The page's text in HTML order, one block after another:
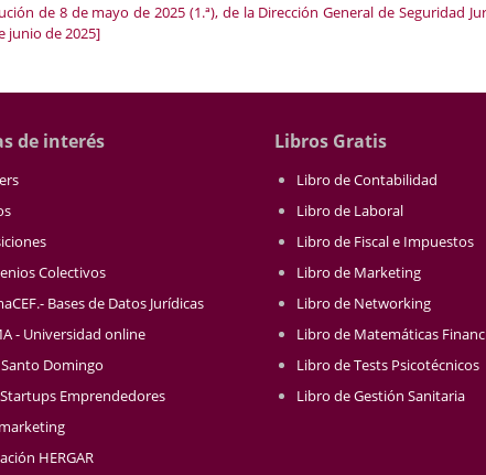
de 8 de mayo de 2025 (1.ª), de la Dirección General de Seguridad
junio de 2025]
de interés
Colectivos
Bases de Datos Jurídicas
- Universidad online
Santo Domingo
Emprendedores
HERGAR
Libros Gratis
Libro de Contabilidad
Libro de Laboral
Libro de Fiscal e Impuestos
Libro de Marketing
Libro de Networking
Libro de Matemáticas
Libro de Tests Psicotécnicos
Libro de Gestión Sanitaria